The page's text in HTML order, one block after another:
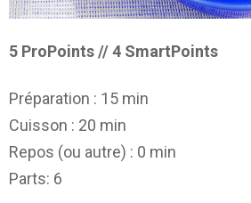
5 ProPoints // 4 SmartPoints
Préparation : 15 min
Cuisson : 20 min
Repos (ou autre) : 0 min
Parts: 6